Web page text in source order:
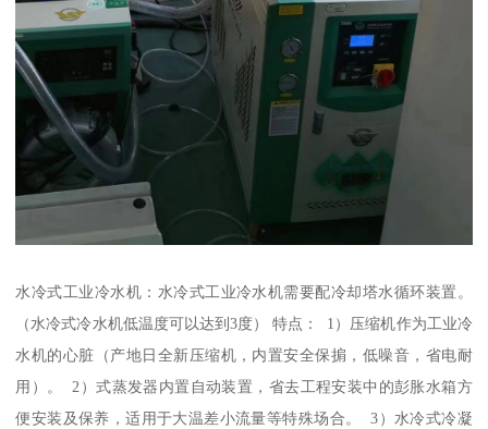
水冷式工业冷水机：水冷式工业冷水机需要配冷却塔水循环装置。
（水冷式冷水机低温度可以达到3度） 特点： 1）压缩机作为工业冷
水机的心脏（产地日全新压缩机，内置安全保掮，低噪音，省电耐
用）。 2）式蒸发器内置自动装置，省去工程安装中的彭胀水箱方
便安装及保养，适用于大温差小流量等特殊场合。 3）水冷式冷凝